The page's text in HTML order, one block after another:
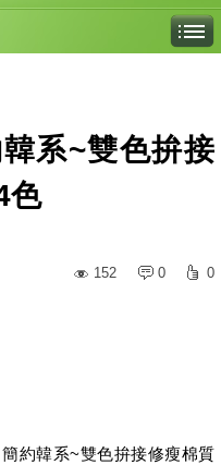
韓系~雙色拚接
色
152
0 0
約韓系~雙色拚接修瘦棉質